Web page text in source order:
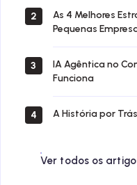
2
As 4 Melhores
Pequenas
3
IA Agêntica no
Funciona
4 A História por
Ver todos os